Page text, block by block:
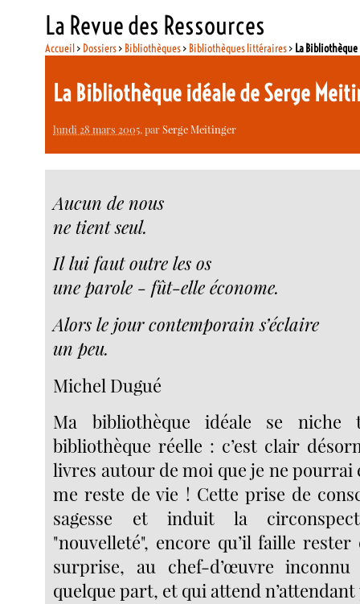
La Revue des Ressources
Accueil> Dossiers> Bibliothèques> Bibliothèques littéraires> La
La Bibliothèque idéale de Serge
lundi 28 mars 2005, parSerge Meitinger
Aucun de nous
ne tient seul.
Il lui faut outre les os
une parole - fût-elle économe.
Alors le jour contemporain s’éclaire
un peu.
Michel Dugué
Ma bibliothèque idéale se niche
bibliothèque réelle : c’est clair
livres autour de moi que je ne pourrai
me reste de vie ! Cette prise de
sagesse et induit la
"nouvelleté", encore qu’il faille
surprise, au chef-d’œuvre
quelque part, et qui attend n’attendant